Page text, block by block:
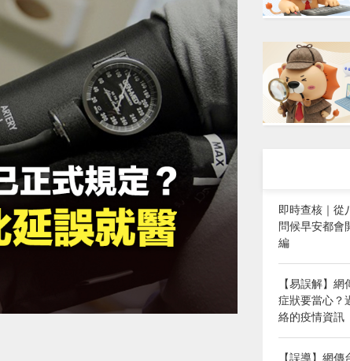
即時查核｜從
問候早安都會
編
【易誤解】
症狀要當心？
絡的疫情資訊
【誤導】網